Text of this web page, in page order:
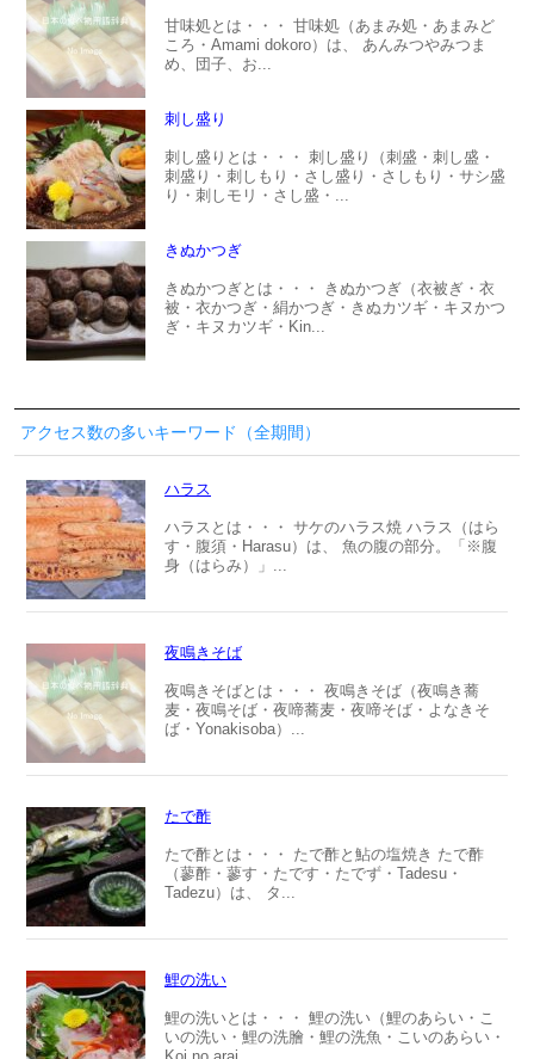
甘味処とは・・・ 甘味処（あまみ処・あまみど
ころ・Amami dokoro）は、 あんみつやみつま
め、団子、お...
刺し盛り
刺し盛りとは・・・ 刺し盛り（刺盛・刺し盛・
刺盛り・刺しもり・さし盛り・さしもり・サシ盛
り・刺しモリ・さし盛・...
きぬかつぎ
きぬかつぎとは・・・ きぬかつぎ（衣被ぎ・衣
被・衣かつぎ・絹かつぎ・きぬカツギ・キヌかつ
ぎ・キヌカツギ・Kin...
アクセス数の多いキーワード（全期間）
ハラス
ハラスとは・・・ サケのハラス焼 ハラス（はら
す・腹須・Harasu）は、 魚の腹の部分。「※腹
身（はらみ）」...
夜鳴きそば
夜鳴きそばとは・・・ 夜鳴きそば（夜鳴き蕎
麦・夜鳴そば・夜啼蕎麦・夜啼そば・よなきそ
ば・Yonakisoba）...
たで酢
たで酢とは・・・ たで酢と鮎の塩焼き たで酢
（蓼酢・蓼す・たです・たでず・Tadesu・
Tadezu）は、 タ...
鯉の洗い
鯉の洗いとは・・・ 鯉の洗い（鯉のあらい・こ
いの洗い・鯉の洗膾・鯉の洗魚・こいのあらい・